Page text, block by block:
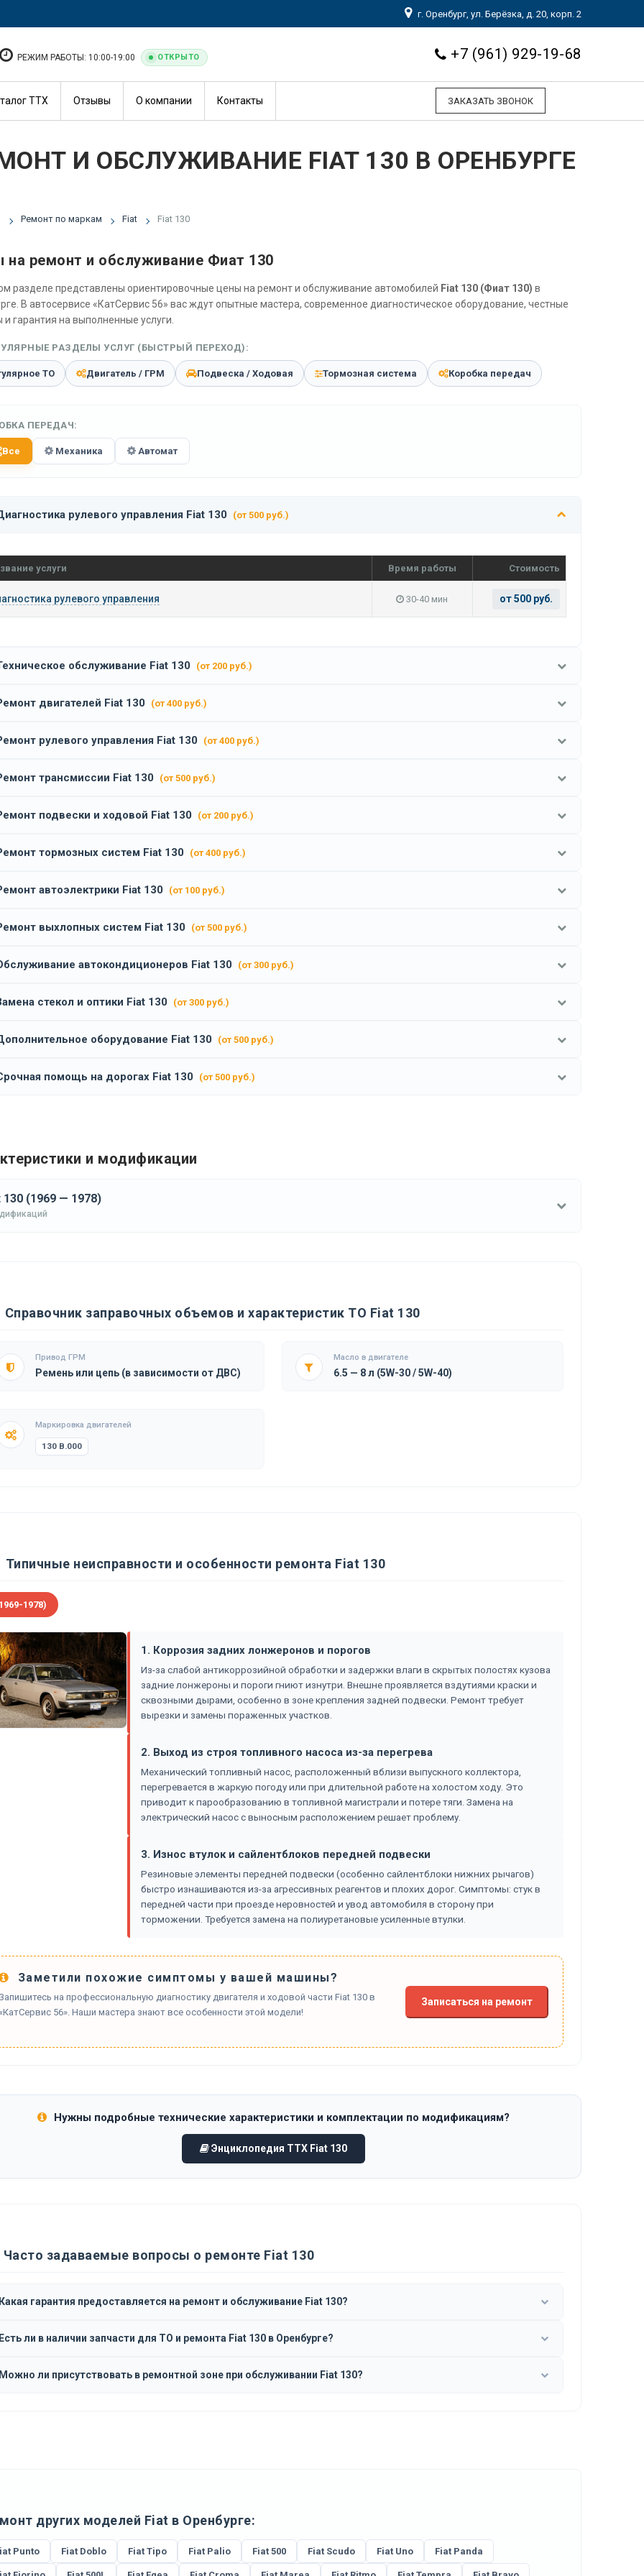
г. Оренбург, ул. Берёзка, д. 20, корп. 2
+7 (961) 929-19-68
РЕЖИМ РАБОТЫ: 10:00-19:00 ОТКРЫТО
ЗАКАЗАТЬ ЗВОНОК
ТТХ Отзывы О компании Контакты
И ОБСЛУЖИВАНИЕ FIAT 130 В ОРЕНБУРГЕ
Ремонт по маркам Fiat Fiat 130
на ремонт и обслуживание Фиат 130
разделе представлены ориентировочные цены на ремонт и обслуживание автомобилей Fiat 130 (Фиат 130) в
В автосервисе «КатСервис 56» вас ждут опытные мастера, современное диагностическое оборудование, честные
гарантия на выполненные услуги.
РАЗДЕЛЫ УСЛУГ (БЫСТРЫЙ ПЕРЕХОД):
ТО Двигатель / ГРМ Подвеска / Ходовая Тормозная система Коробка передач
ПЕРЕДАЧ:
Все Механика Автомат
рулевого управления Fiat 130 (от 500 руб.)
услуги Время работы Стоимость
рулевого управления 30-40 мин от 500 руб.
обслуживание Fiat 130 (от 200 руб.)
двигателей Fiat 130 (от 400 руб.)
рулевого управления Fiat 130 (от 400 руб.)
трансмиссии Fiat 130 (от 500 руб.)
подвески и ходовой Fiat 130 (от 200 руб.)
тормозных систем Fiat 130 (от 400 руб.)
автоэлектрики Fiat 130 (от 100 руб.)
выхлопных систем Fiat 130 (от 500 руб.)
автокондиционеров Fiat 130 (от 300 руб.)
стекол и оптики Fiat 130 (от 300 руб.)
оборудование Fiat 130 (от 500 руб.)
помощь на дорогах Fiat 130 (от 500 руб.)
и модификации
130 (1969 — 1978)
Справочник заправочных объемов и характеристик ТО Fiat 130
Привод ГРМ
Ремень или цепь (в зависимости от ДВС)
Масло в двигателе
6.5 — 8 л (5W-30 / 5W-40)
Маркировка двигателей
130 B.000
Типичные неисправности и особенности ремонта Fiat 130
1978)
1. Коррозия задних лонжеронов и порогов
Из-за слабой антикоррозийной обработки и задержки влаги в скрытых полостях кузова
задние лонжероны и пороги гниют изнутри. Внешне проявляется вздутиями краски и
сквозными дырами, особенно в зоне крепления задней подвески. Ремонт требует
вырезки и замены пораженных участков.
2. Выход из строя топливного насоса из-за перегрева
Механический топливный насос, расположенный вблизи выпускного коллектора,
перегревается в жаркую погоду или при длительной работе на холостом ходу. Это
приводит к парообразованию в топливной магистрали и потере тяги. Замена на
электрический насос с выносным расположением решает проблему.
3. Износ втулок и сайлентблоков передней подвески
Резиновые элементы передней подвески (особенно сайлентблоки нижних рычагов)
быстро изнашиваются из-за агрессивных реагентов и плохих дорог. Симптомы: стук в
передней части при проезде неровностей и увод автомобиля в сторону при
торможении. Требуется замена на полиуретановые усиленные втулки.
Заметили похожие симптомы у вашей машины?
на профессиональную диагностику двигателя и ходовой части Fiat 130 в
56». Наши мастера знают все особенности этой модели!
Записаться на ремонт
Нужны подробные технические характеристики и комплектации по модификациям?
Энциклопедия ТТХ Fiat 130
Часто задаваемые вопросы о ремонте Fiat 130
гарантия предоставляется на ремонт и обслуживание Fiat 130?
ли в наличии запчасти для ТО и ремонта Fiat 130 в Оренбурге?
ли присутствовать в ремонтной зоне при обслуживании Fiat 130?
других моделей Fiat в Оренбурге:
Punto Fiat Doblo Fiat Tipo Fiat Palio Fiat 500 Fiat Scudo Fiat Uno Fiat Panda